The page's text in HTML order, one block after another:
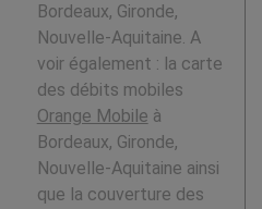
Bordeaux, Gironde,
Nouvelle-Aquitaine. A
voir également : la carte
des débits mobiles
Orange Mobile à
Bordeaux, Gironde,
Nouvelle-Aquitaine ainsi
que la couverture des